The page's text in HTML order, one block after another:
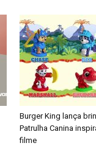
Burger King lança
Patrulha Canina
filme